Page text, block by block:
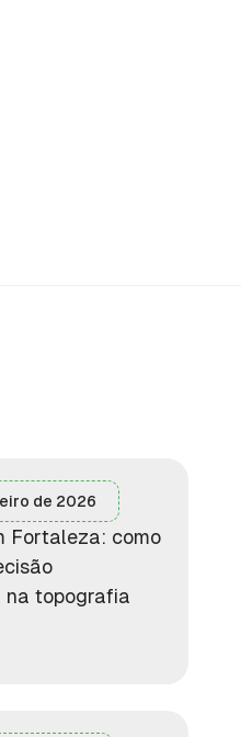
de 2026
Fortaleza: como
na topografia